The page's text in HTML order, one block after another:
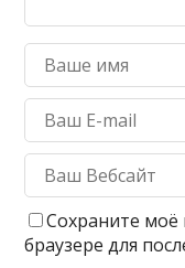
Сохраните моё
браузере для